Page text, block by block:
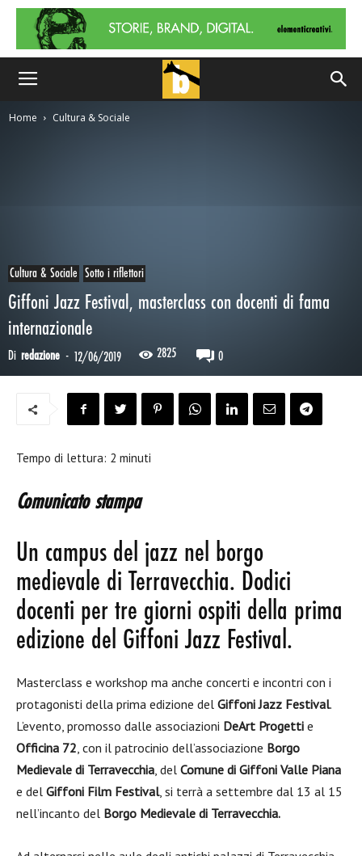
Home Cultura & Sociale
Cultura & Sociale Sotto i riflettori
Giffoni Jazz Festival, masterclass con docenti di fama
internazionale
Di redazione - 12/06/2019 2825 0
Tempo di lettura: 2 minuti
Comunicato stampa
Un campus del jazz nel borgo
medievale di Terravecchia. Dodici
docenti per tre giorni ospiti della prima
edizione del Giffoni Jazz Festival.
Masterclass e workshop ma anche concerti e incontri con i
protagonisti della prima edizione del Giffoni Jazz Festival.
L’evento, promosso dalle associazioni DeArt Progetti e
Officina 72, con il patrocinio dell’associazione Borgo
Medievale di Terravecchia, del Comune di Giffoni Valle Piana
e del Giffoni Film Festival, si terrà a settembre dal 13 al 15
nell’incanto del Borgo Medievale di Terravecchia.